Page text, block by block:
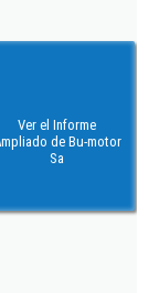
Ver el Informe
de Bu-motor
Sa